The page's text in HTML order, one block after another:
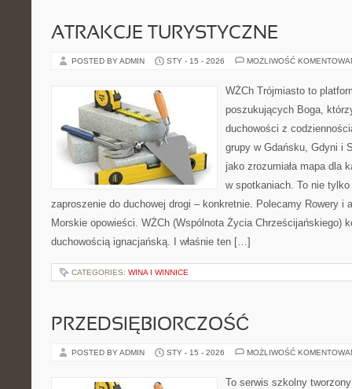
ATRAKCJE TURYSTYCZNE
POSTED BY ADMIN STY - 15 - 2026 MOŻLIWOŚĆ
WŻCh Trójmiasto to
poszukujących Boga,
duchowości z
grupy w Gdańsku, Gdyni i
jako zrozumiała mapa dla
w spotkaniach. To nie
zaproszenie do duchowej drogi – konkretnie. Polecamy Rowery i
Morskie opowieści. WŻCh (Wspólnota Życia Chrześcijańskiego)
duchowością ignacjańską. I właśnie ten […]
CATEGORIES: WINA I WINNICE
PRZEDSIĘBIORCZOŚĆ
POSTED BY ADMIN STY - 15 - 2026 MOŻLIWOŚĆ
To serwis szkolny